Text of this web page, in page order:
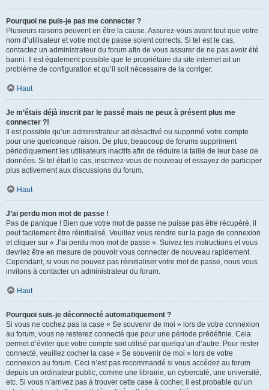
Pourquoi ne puis-je pas me connecter ?
Plusieurs raisons peuvent en être la cause. Assurez-vous avant tout que votre
nom d’utilisateur et votre mot de passe soient corrects. Si tel est le cas,
contactez un administrateur du forum afin de vous assurer de ne pas avoir été
banni. Il est également possible que le propriétaire du site internet ait un
problème de configuration et qu’il soit nécessaire de la corriger.
Haut
Je m’étais déjà inscrit par le passé mais ne peux à présent plus me
connecter ?!
Il est possible qu’un administrateur ait désactivé ou supprimé votre compte
pour une quelconque raison. De plus, beaucoup de forums suppriment
périodiquement les utilisateurs inactifs afin de réduire la taille de leur base de
données. Si tel était le cas, inscrivez-vous de nouveau et essayez de participer
plus activement aux discussions du forum.
Haut
J’ai perdu mon mot de passe !
Pas de panique ! Bien que votre mot de passe ne puisse pas être récupéré, il
peut facilement être réinitialisé. Veuillez vous rendre sur la page de connexion
et cliquer sur « J’ai perdu mon mot de passe ». Suivez les instructions et vous
devriez être en mesure de pouvoir vous connecter de nouveau rapidement.
Cependant, si vous ne pouvez pas réinitialiser votre mot de passe, nous vous
invitons à contacter un administrateur du forum.
Haut
Pourquoi suis-je déconnecté automatiquement ?
Si vous ne cochez pas la case « Se souvenir de moi » lors de votre connexion
au forum, vous ne resterez connecté que pour une période prédéfinie. Cela
permet d’éviter que votre compte soit utilisé par quelqu’un d’autre. Pour rester
connecté, veuillez cocher la case « Se souvenir de moi » lors de votre
connexion au forum. Ceci n’est pas recommandé si vous accédez au forum
depuis un ordinateur public, comme une librairie, un cybercafé, une université,
etc. Si vous n’arrivez pas à trouver cette case à cocher, il est probable qu’un